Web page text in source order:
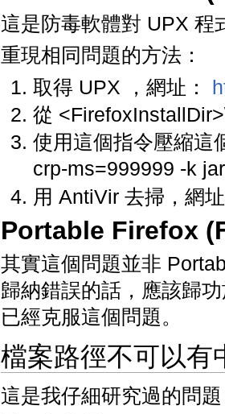
這是防毒軟體對 UPX 程
重現相同問題的方法：
取得 UPX ，網址：
從
使用這個指令壓縮這
crp-ms=999999 -k
用 AntiVir 去掃，網
Portable Firefox
其實這個問題並非
歸納錯誤的話，應該歸
已經克服這個問題。
檔案路徑不可以有
這是我仔細研究過的問